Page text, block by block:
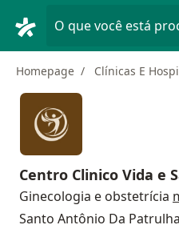
O que você está
Homepage Clínicas E
Centro Clinico Vida e
Ginecologia e obstetrícia
Santo Antônio Da Patrulha